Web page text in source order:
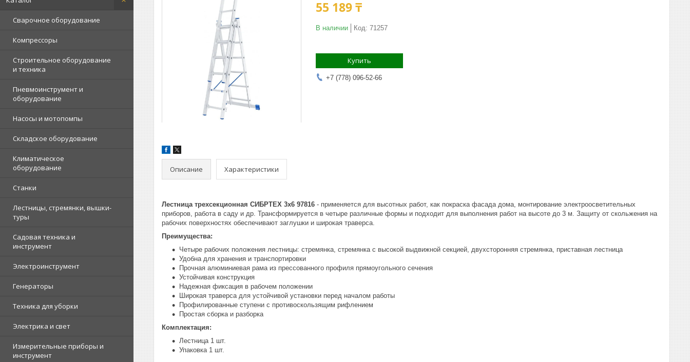
Сварочное оборудование
Компрессоры
Строительное оборудование
и техника
Пневмоинструмент и
оборудование
Насосы и мотопомпы
Складское оборудование
Климатическое
оборудование
Станки
Лестницы, стремянки, вышки-
туры
Садовая техника и
инструмент
Электроинструмент
Генераторы
Техника для уборки
Электрика и свет
Измерительные приборы и
инструмент
55 189 ₸
В наличии Код: 71257
Купить
+7 (778) 096-52-66
Описание Характеристики
Лестница трехсекционная СИБРТЕХ 3х6 97816 - применяется для высотных работ, как покраска фасада дома, монтирование электроосветительных
приборов, работа в саду и др. Трансформируется в четыре различные формы и подходит для выполнения работ на высоте до 3 м. Защиту от скольжения на
рабочих поверхностях обеспечивают заглушки и широкая траверса.
Преимущества:
Четыре рабочих положения лестницы: стремянка, стремянка с высокой выдвижной секцией, двухсторонняя стремянка, приставная лестница
Удобна для хранения и транспортировки
Прочная алюминиевая рама из прессованного профиля прямоугольного сечения
Устойчивая конструкция
Надежная фиксация в рабочем положении
Широкая траверса для устойчивой установки перед началом работы
Профилированные ступени с противоскользящим рифлением
Простая сборка и разборка
Комплектация:
Лестница 1 шт.
Упаковка 1 шт.